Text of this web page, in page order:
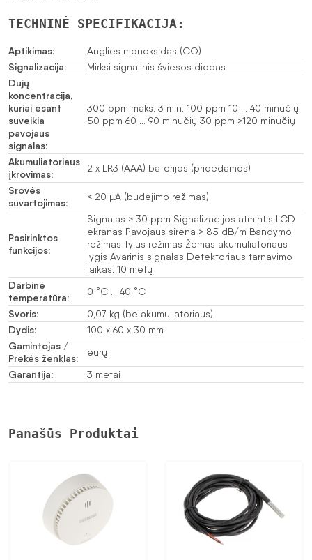
TECHNINĖ SPECIFIKACIJA:
Aptikimas: Anglies monoksidas (CO)
Signalizacija: Mirksi signalinis šviesos diodas
Dujų
koncentracija,
kuriai esant
suveikia
pavojaus
signalas:
300 ppm maks. 3 min. 100 ppm 10 … 40 minučių
50 ppm 60 … 90 minučių 30 ppm >120 minučių
Akumuliatoriaus
įkrovimas:
2 x LR3 (AAA) baterijos (pridedamos)
Srovės
suvartojimas:
< 20 µA (budėjimo režimas)
Pasirinktos
funkcijos:
Signalas > 30 ppm Signalizacijos atmintis LCD
ekranas Pavojaus sirena > 85 dB/m Bandymo
režimas Tylus režimas Žemas akumuliatoriaus
lygis Avarinis signalas Detektoriaus tarnavimo
laikas: 10 metų
Darbinė
temperatūra:
0 °C … 40 °C
Svoris: 0,07 kg (be akumuliatoriaus)
Dydis: 100 x 60 x 30 mm
Gamintojas /
Prekės ženklas:
eurų
Garantija: 3 metai
Panašūs Produktai